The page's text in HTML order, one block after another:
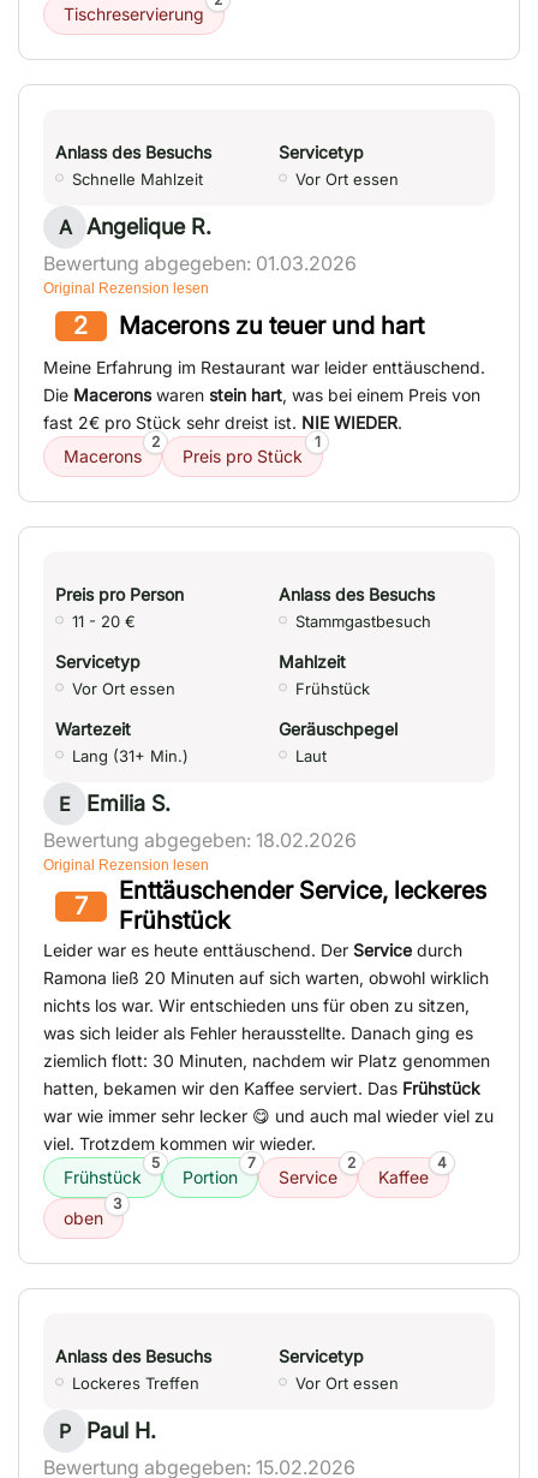
Tischreservierung
Anlass des Besuchs
Schnelle Mahlzeit
Servicetyp
Vor Ort essen
A Angelique R.
Bewertung abgegeben: 01.03.2026
Original Rezension lesen
2 Macerons zu teuer und hart
Meine Erfahrung im Restaurant war leider enttäuschend.
Die Maceronswaren stein hart, was bei einem Preis von
fast 2€ pro Stück sehr dreist ist. NIE WIEDER.
Macerons
2
Preis pro Stück
1
Preis pro Person
11 - 20 €
Anlass des Besuchs
Stammgastbesuch
Servicetyp
Vor Ort essen
Mahlzeit
Frühstück
Wartezeit
Lang (31+ Min.)
Geräuschpegel
Laut
E Emilia S.
Bewertung abgegeben: 18.02.2026
Original Rezension lesen
7
Enttäuschender Service, leckeres
Frühstück
Leider war es heute enttäuschend. Der Service durch
Ramona ließ 20 Minuten auf sich warten, obwohl wirklich
nichts los war. Wir entschieden uns für oben zu sitzen,
was sich leider als Fehler herausstellte. Danach ging es
ziemlich flott: 30 Minuten, nachdem wir Platz genommen
hatten, bekamen wir den Kaffee serviert. Das Frühstück
war wie immer sehr lecker 😋 und auch mal wieder viel zu
viel. Trotzdem kommen wir wieder.
Frühstück
5
Portion
7
Service
2
Kaffee
4
oben
3
Anlass des Besuchs
Lockeres Treffen
Servicetyp
Vor Ort essen
P Paul H.
Bewertung abgegeben: 15.02.2026